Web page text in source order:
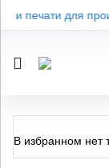
и печати для
В избранном нет